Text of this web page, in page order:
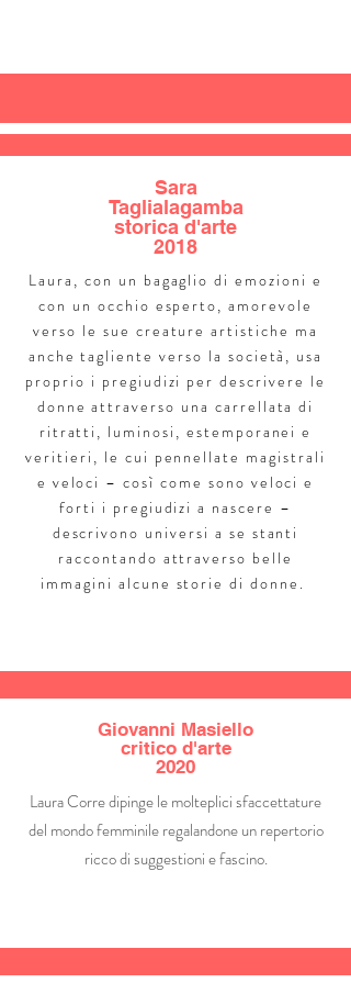
Sara
Taglialagamba
storica d'arte
2018
Laura, con un bagaglio di emozioni e
con un occhio esperto, amorevole
verso le sue creature artistiche ma
anche tagliente verso la società, usa
proprio i pregiudizi per descrivere le
donne attraverso una carrellata di
ritratti, luminosi, estemporanei e
veritieri, le cui pennellate magistrali
e veloci – così come sono veloci e
forti i pregiudizi a nascere –
descrivono universi a se stanti
raccontando attraverso belle
immagini alcune storie di donne.
Giovanni Masiello
critico d'arte
2020
Laura Corre dipinge le molteplici sfaccettature
del mondo femminile regalandone un repertorio
ricco di suggestioni e fascino.